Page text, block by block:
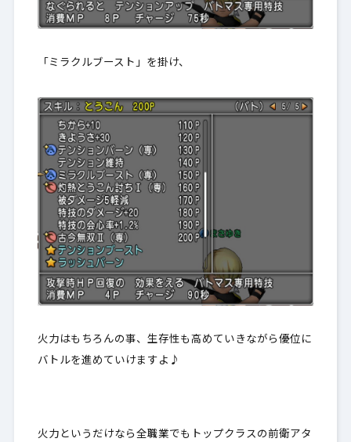
「ミラクルブースト」を掛け、
火力はもちろんの事、生存性も高めていきながら優位に
バトルを進めていけますよ♪
火力というだけなら全職業でもトップクラスの前衛アタ